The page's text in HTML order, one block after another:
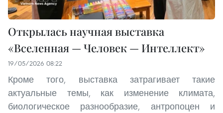
Открылась научная выставка
«Вселенная — Человек — Интеллект»
19/05/2026 08:22
Кроме того, выставка затрагивает такие
актуальные темы, как изменение климата,
биологическое разнообразие, антропоцен и